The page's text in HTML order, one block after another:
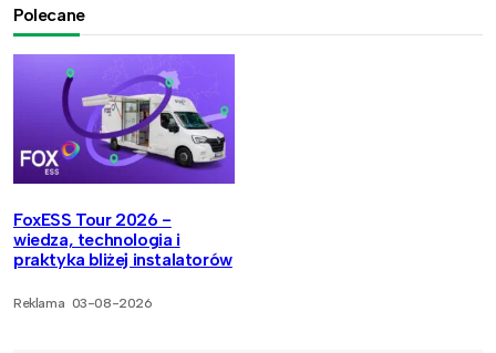
Polecane
FoxESS Tour 2026 -
wiedza, technologia i
praktyka bliżej instalatorów
Reklama 03-08-2026